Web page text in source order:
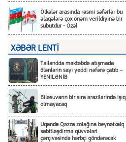
Ölkələr arasında rəsmi səfərlər bu
əlaqələrə çox önəm verildiyinə bir
sübutdur - Özəl
XƏBƏR LENTİ
Tailandda məktəbdə atışmada
ölənlərin sayı yeddi nəfərə çatıb –
YENİLƏNİB
Biləsuvarın bir sıra ərazilərində işıq
olmayacaq
Uqanda Qəzza zolağına beynəlxalq
sabitləşdirmə qüvvələri
çərçivəsində hərbçi göndərəcək